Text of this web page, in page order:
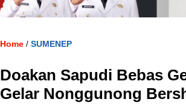
Home / SUMENEP
Doakan Sapudi Bebas
Gelar Nonggunong